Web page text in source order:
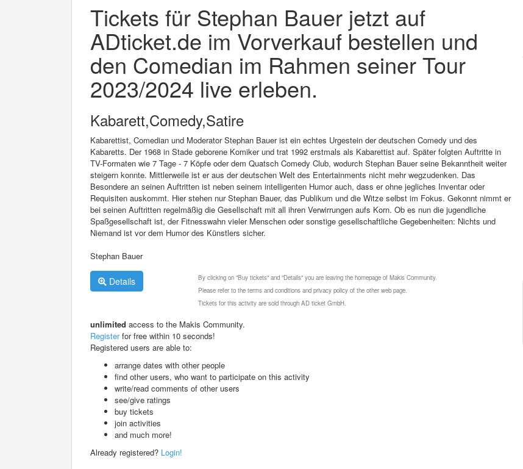
Tickets für Stephan Bauer jetzt auf
ADticket.de im Vorverkauf bestellen und
den Comedian im Rahmen seiner Tour
2023/2024 live erleben.
Kabarett,Comedy,Satire
Kabarettist, Comedian und Moderator Stephan Bauer ist ein echtes Urgestein der deutschen Comedy und des
Kabaretts. Der 1968 in Stade geborene Komiker und trat 1992 erstmals als Kabarettist auf. Später folgten Auftritte in
TV-Formaten wie 7 Tage - 7 Köpfe oder dem Quatsch Comedy Club, wodurch Stephan Bauer seine Bekanntheit weiter
steigern konnte. Mittlerweile ist er aus der deutschen Welt des Entertainments nicht mehr wegzudenken. Das
Besondere an seinen Auftritten ist neben seinem intelligenten Humor auch, dass er ohne jegliches Inventar oder
Requisiten auskommt. Hier stehen nur Stephan Bauer, das Publikum und die Witze selbst im Fokus. Gekonnt nimmt er
bei seinen Auftritten regelmäßig die Gesellschaft mit all ihren Verwirrungen aufs Korn. Ob es nun die jugendliche
Spaßgesellschaft ist, der Fitnesswahn vieler Menschen oder sonstige gesellschaftliche Gegebenheiten: Nichts und
Niemand ist vor dem Humor des Künstlers sicher.
Stephan Bauer
Details
By clicking on "Buy tickets" and "Details" you are leaving the homepage of Makis Community.
Please refer to the terms and conditions and privacy policy of the other web page.
Tickets for this activity are sold through AD ticket GmbH.
unlimited access to the Makis Community.
Registerfor free within 10 seconds!
Registered users are able to:
arrange dates with other people
find other users, who want to participate on this activity
write/read comments of other users
see/give ratings
buy tickets
join activities
and much more!
Already registered? Login!